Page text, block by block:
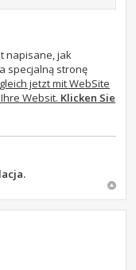
napisane, jak
specjalną stronę
jetzt mit WebSite
Websit. Klicken Sie